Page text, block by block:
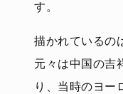
す。
描かれているの
元々は中国の吉
り、当時のヨー